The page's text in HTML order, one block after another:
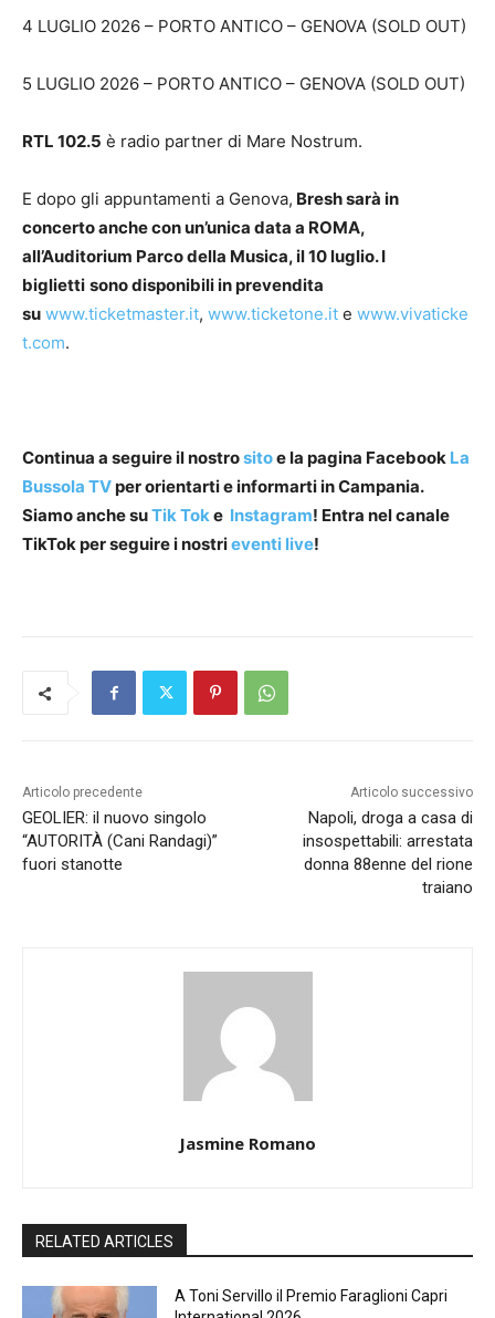
4 LUGLIO 2026 – PORTO ANTICO – GENOVA (SOLD OUT)
5 LUGLIO 2026 – PORTO ANTICO – GENOVA (SOLD OUT)
RTL 102.5 è radio partner di Mare Nostrum.
E dopo gli appuntamenti a Genova, Bresh sarà in
concerto anche con un’unica data a ROMA,
all’Auditorium Parco della Musica, il10 luglio. I
biglietti sono disponibili in prevendita
su www.ticketmaster.it, www.ticketone.it e www.vivaticke
t.com.
Continua a seguire il nostrositoe la pagina Facebook La
Bussola TVper orientarti e informarti in Campania.
Siamo anche suTik Toke Instagram! Entra nel canale
TikTok per seguire i nostrieventi live!
Articolo precedente
GEOLIER: il nuovo singolo
“AUTORITÀ (Cani Randagi)”
fuori stanotte
Articolo successivo
Napoli, droga a casa di
insospettabili: arrestata
donna 88enne del rione
traiano
Jasmine Romano
RELATED ARTICLES
A Toni Servillo il Premio Faraglioni Capri